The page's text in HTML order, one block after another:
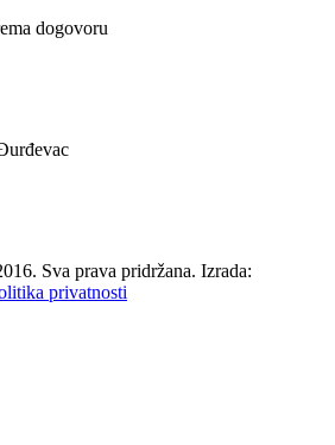
dogovoru
Sva prava pridržana. Izrada:
privatnosti